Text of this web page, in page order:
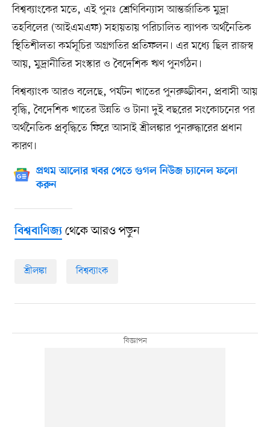
বিশ্বব্যাংকের মতে, এই পুনঃ শ্রেণিবিন্যাস আন্তর্জাতিক মুদ্রা
তহবিলের (আইএমএফ) সহায়তায় পরিচালিত ব্যাপক অর্থনৈতিক
স্থিতিশীলতা কর্মসূচির অগ্রগতির প্রতিফলন। এর মধ্যে ছিল রাজস্ব
আয়, মুদ্রানীতির সংস্কার ও বৈদেশিক ঋণ পুনর্গঠন।
বিশ্বব্যাংক আরও বলেছে, পর্যটন খাতের পুনরুজ্জীবন, প্রবাসী আয়
বৃদ্ধি, বৈদেশিক খাতের উন্নতি ও টানা দুই বছরের সংকোচনের পর
অর্থনৈতিক প্রবৃদ্ধিতে ফিরে আসাই শ্রীলঙ্কার পুনরুদ্ধারের প্রধান
কারণ।
প্রথম আলোর খবর পেতে গুগল নিউজ চ্যানেল ফলো
করুন
বিশ্ববাণিজ্যথেকে আরও পড়ুন
শ্রীলঙ্কা বিশ্বব্যাংক